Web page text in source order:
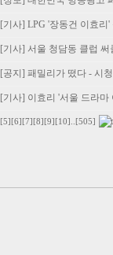
[기사] LPG '장동건 이효리'
[기사] 서울 청담동 클럽
[공지] 패밀리가 떴다 - 시
[기사] 이효리 '서울 드라마
[5] [6] [7] [8] [9] [10] [505]